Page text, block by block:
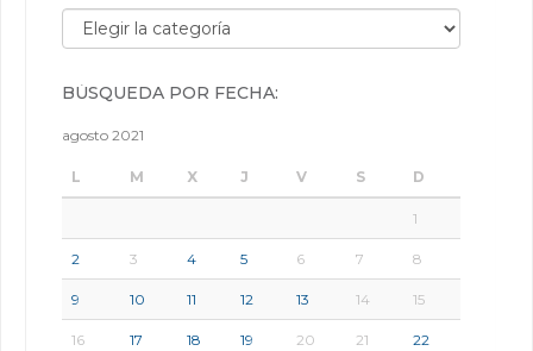
Búsqueda por categorías:
BÚSQUEDA POR FECHA:
agosto 2021
L M X J V S D
1
2 3 4 5 6 7 8
9 10 11 12 13 14 15
16 17 18 19 20 21 22